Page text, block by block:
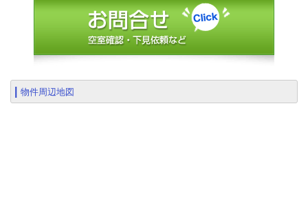
物件周辺地図